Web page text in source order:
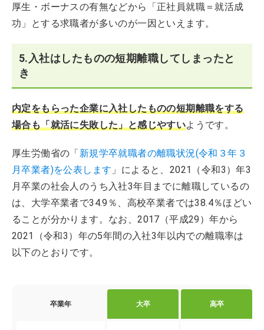
厚生・ボーナスの有無などから「正社員就職＝就活成
功」とする求職者が多いのが一因といえます。
5.入社はしたものの短期離職してしまったと
き
内定をもらった企業に入社したものの短期離職をする
場合も「就活に失敗した」と感じやすいようです。
厚生労働省の「新規学卒就職者の離職状況(令和３年３
月卒業者)を公表します 」によると、2021（令和3）年3
月卒業の社会人のうち入社3年目までに離職しているの
は、大学卒業者で34.9％、高校卒業者では38.4％ほどい
ることが分かります。なお、2017（平成29）年から
2021（令和3）年の5年間の入社3年以内での離職率は
以下のとおりです。
卒業年 大卒 高卒